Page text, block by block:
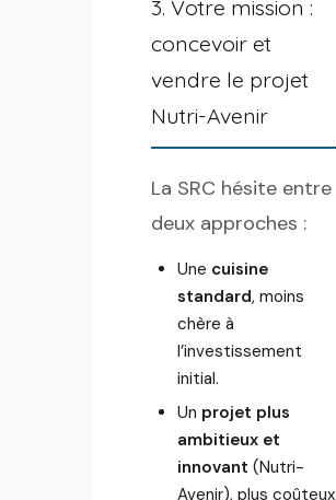
3. Votre mission :
concevoir et
vendre le projet
Nutri-Avenir
La SRC hésite entre
deux approches :
Une cuisine
standard, moins
chère à
l’investissement
initial.
Un projet plus
ambitieux et
innovant (Nutri-
Avenir), plus coûteux